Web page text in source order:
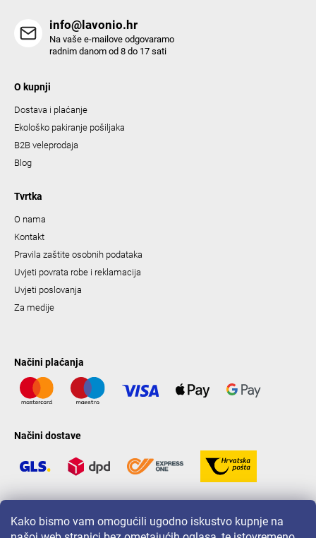
Kako bismo vam omogućili ugodno iskustvo kupnje na
info@lavonio.hr
Na vaše e-mailove odgovaramo
radnim danom od 8 do 17 sati
O kupnji
Dostava i plaćanje
Ekološko pakiranje pošiljaka
B2B veleprodaja
Blog
Tvrtka
O nama
Kontakt
Pravila zaštite osobnih podataka
Uvjeti povrata robe i reklamacija
Uvjeti poslovanja
Za medije
Načini plaćanja
Načini dostave